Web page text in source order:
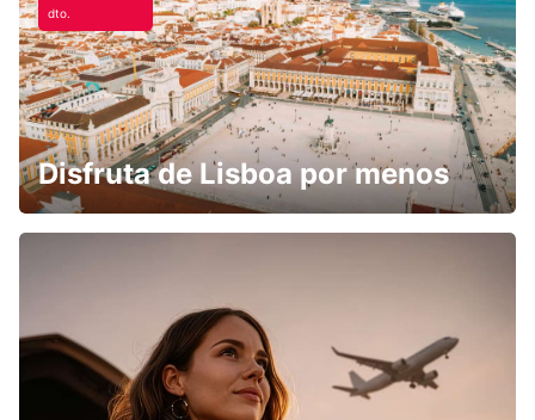
dto.
Disfruta de Lisboa por menos